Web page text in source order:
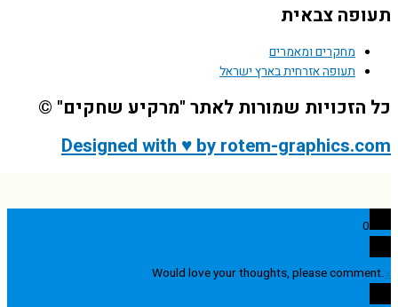
צבאית
מחקרים ומאמרים
תעופה אזרחית בארץ ישראל
שמורות לאתר "מרקיע שחקים" ©
Designed with ♥ by rotem-
Would love your thoughts, please